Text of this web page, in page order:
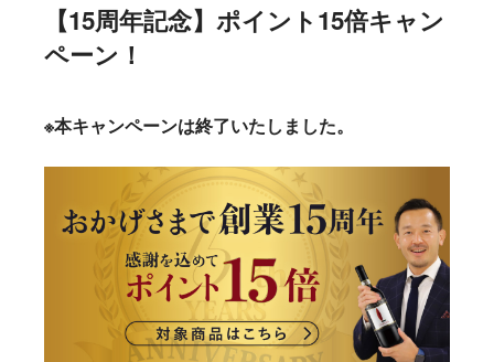
【15周年記念】ポイント15倍キャン
ペーン！
※本キャンペーンは終了いたしました。